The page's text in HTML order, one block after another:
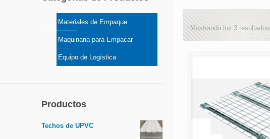
Mostrando los 3 resultados
Materiales de Empaque
Maquinaria para Empacar
Equipo de Logística
Productos
Techos de UPVC